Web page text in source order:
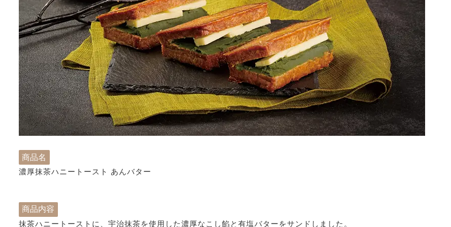
商品名
濃厚抹茶ハニートースト あんバター
商品内容
抹茶ハニートーストに、宇治抹茶を使用した濃厚なこし餡と有塩バターをサンドしました。